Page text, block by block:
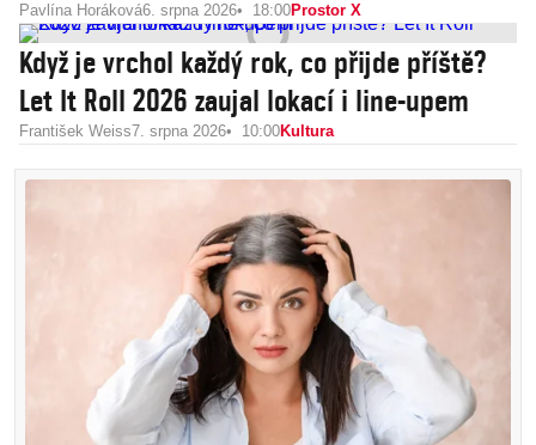
Pavlína Horáková6. srpna 2026 18:00Prostor X
Když je vrchol každý rok, co přijde příště?
Let It Roll 2026 zaujal lokací i line-upem
František Weiss7. srpna 2026 10:00Kultura